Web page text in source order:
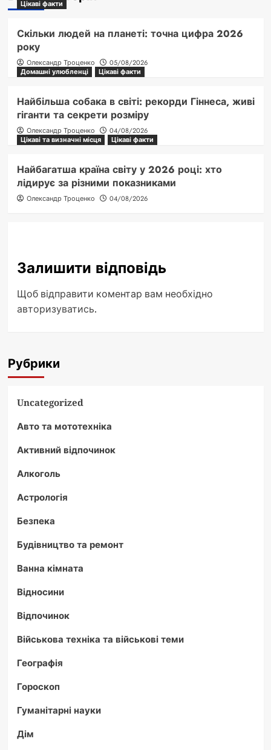
Цікаві факти
Скільки людей на планеті: точна цифра 2026
року
Олександр Троценко
05/08/2026
Домашні улюбленці
Цікаві факти
Найбільша собака в світі: рекорди Гіннеса, живі
гіганти та секрети розміру
Олександр Троценко
04/08/2026
Цікаві та визначні місця
Цікаві факти
Найбагатша країна світу у 2026 році: хто
лідирує за різними показниками
Олександр Троценко 04/08/2026
Залишити відповідь
Щоб відправити коментар вам необхідно
авторизуватись.
Рубрики
Uncategorized
Авто та мототехніка
Активний відпочинок
Алкоголь
Астрологія
Безпека
Будівництво та ремонт
Ванна кімната
Відносини
Відпочинок
Військова техніка та військові теми
Географія
Гороскоп
Гуманітарні науки
Дім